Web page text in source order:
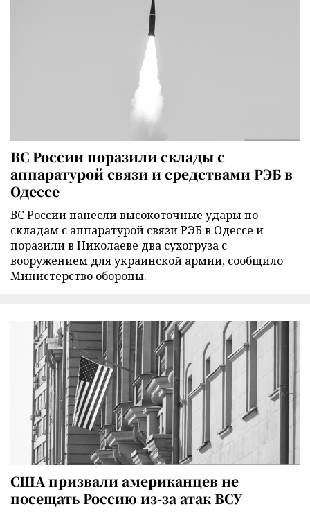
ВС России поразили склады с
аппаратурой связи и средствами РЭБ в
Одессе
ВС России нанесли высокоточные удары по
складам с аппаратурой связи РЭБ в Одессе и
поразили в Николаеве два сухогруза с
вооружением для украинской армии, сообщило
Министерство обороны.
США призвали американцев не
посещать Россию из-за атак ВСУ